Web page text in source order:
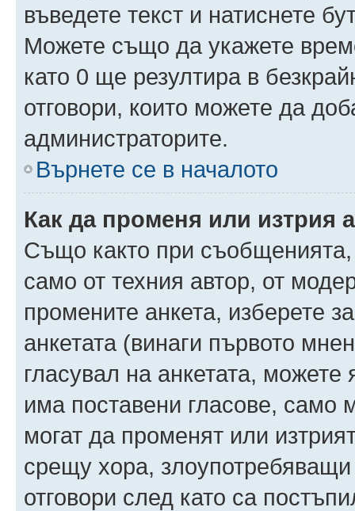
въведете текст и натиснете
Можете също да укажете
като 0 ще резултира в
отговори, които можете да
администраторите.
Върнете се в началото
Как да променя или изтрия
Също както при съобщенията,
само от техния автор, от
промените анкета, изберете
анкетата (винаги първото
гласувал на анкетата,
има поставени гласове, само
могат да променят или
срещу хора,
отговори след като са